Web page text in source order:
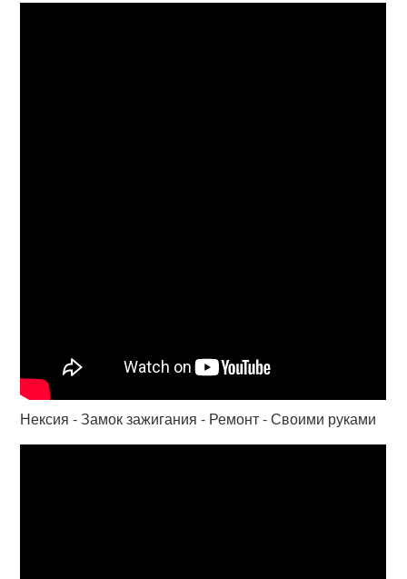
Нексия - Замок зажигания - Ремонт - Своими руками